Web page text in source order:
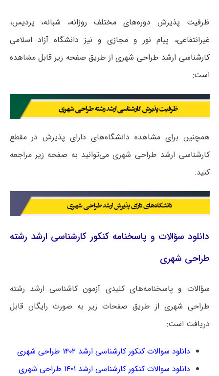
ظرفیت پذیرش دوره‌های مختلف روزانه، شبانه، پردیس،
غیرانتفاعی، پیام نور و مجازی و نیز دانشگاه آزاد اسلامی
کارشناسی ارشد طراحی شهری از طریق صفحه زیر قابل مشاهده
است:
همچنین برای مشاهده دانشگاه‌های دارای پذیرش در مقطع
کارشناسی ارشد طراحی شهری می‌توانید به صفحه زیر مراجعه
کنید:
دانلود سؤالات و پاسخنامه کنکور کارشناسی ارشد رشته
طراحی شهری
سؤالات و پاسخنامه‌های کلیدی آزمون کاشناسی ارشد رشته
طراحی شهری از طریق صفحات زیر به صورت رایگان قابل
دریافت است:
دانلود سوالات کنکور کارشناسی ارشد ۱۴۰۲ طراحی شهری
دانلود سوالات کنکور کارشناسی ارشد ۱۴۰۱ طراحی شهری